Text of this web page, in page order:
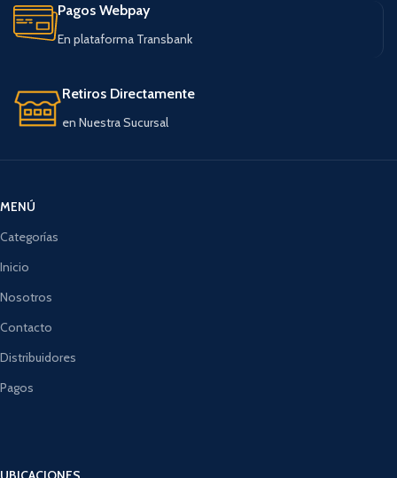
Pagos Webpay
En plataforma Transbank
Retiros Directamente
en Nuestra Sucursal
MENÚ
Categorías
Inicio
Nosotros
Contacto
Distribuidores
Pagos